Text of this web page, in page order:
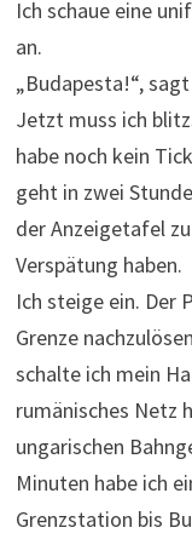
Ich schaue eine
an.
„Budapesta!“,
Jetzt muss ich
habe noch kein
geht in zwei
der Anzeigetafel
Verspätung haben.
Ich steige ein. Der
Grenze
schalte ich mein
rumänisches Netz
ungarischen
Minuten habe ich
Grenzstation bis